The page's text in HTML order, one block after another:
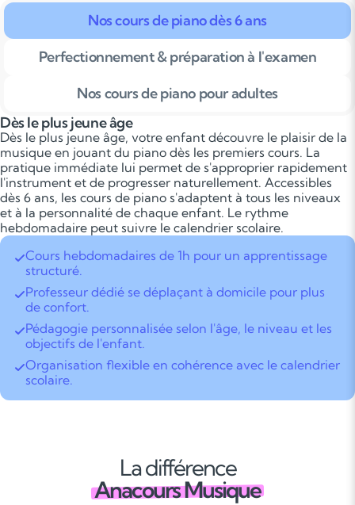
Nos cours de piano dès 6 ans
Perfectionnement & préparation à l'examen
Nos cours de piano pour adultes
Dès le plus jeune âge
Dès le plus jeune âge, votre enfant découvre le plaisir de la
musique en jouant du piano dès les premiers cours. La
pratique immédiate lui permet de s'approprier rapidement
l'instrument et de progresser naturellement. Accessibles
dès 6 ans, les cours de piano s'adaptent à tous les niveaux
et à la personnalité de chaque enfant. Le rythme
hebdomadaire peut suivre le calendrier scolaire.
Cours hebdomadaires de 1h pour un apprentissage
structuré.
Professeur dédié se déplaçant à domicile pour plus
de confort.
Pédagogie personnalisée selon l'âge, le niveau et les
objectifs de l'enfant.
Organisation flexible en cohérence avec le calendrier
scolaire.
La différence
Anacours Musique